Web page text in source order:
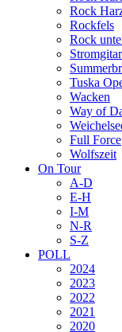
Rock
Rockfels
Rock
Tuska
Wacken
Way of
Full Force
Wolfszeit
On Tour
A-D
E-H
I-M
N-R
S-Z
POLL
2024
2023
2022
2021
2020